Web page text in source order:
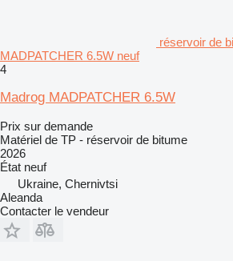
réservoir de
MADPATCHER 6.5W neuf
4
Madrog MADPATCHER 6.5W
Prix sur demande
Matériel de TP - réservoir de bitume
2026
État neuf
Ukraine, Chernivtsi
Aleanda
Contacter le vendeur